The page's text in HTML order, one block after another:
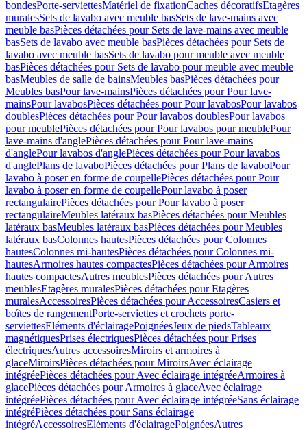
bondesPorte-serviettesMatériel de fixationCaches décoratifsEtagères
muralesSets de lavabo avec meuble basSets de lave-mains avec
meuble basPièces détachées pour Sets de lave-mains avec meuble
basSets de lavabo avec meuble basPièces détachées pour Sets de
lavabo avec meuble basSets de lavabo pour meuble avec meuble
basPièces détachées pour Sets de lavabo pour meuble avec meuble
basMeubles de salle de bainsMeubles basPièces détachées pour
Meubles basPour lave-mainsPièces détachées pour Pour lave-
mainsPour lavabosPièces détachées pour Pour lavabosPour lavabos
doublesPièces détachées pour Pour lavabos doublesPour lavabos
pour meublePièces détachées pour Pour lavabos pour meublePour
lave-mains d'anglePièces détachées pour Pour lave-mains
d'anglePour lavabos d'anglePièces détachées pour Pour lavabos
d'anglePlans de lavaboPièces détachées pour Plans de lavaboPour
lavabo à poser en forme de coupellePièces détachées pour Pour
lavabo à poser en forme de coupellePour lavabo à poser
rectangulairePièces détachées pour Pour lavabo à poser
rectangulaireMeubles latéraux basPièces détachées pour Meubles
latéraux basMeubles latéraux basPièces détachées pour Meubles
latéraux basColonnes hautesPièces détachées pour Colonnes
hautesColonnes mi-hautesPièces détachées pour Colonnes mi-
hautesArmoires hautes compactesPièces détachées pour Armoires
hautes compactesAutres meublesPièces détachées pour Autres
meublesEtagères muralesPièces détachées pour Etagères
muralesAccessoiresPièces détachées pour AccessoiresCasiers et
boîtes de rangementPorte-serviettes et crochets porte-
serviettesEléments d'éclairagePoignéesJeux de piedsTableaux
magnétiquesPrises électriquesPièces détachées pour Prises
électriquesAutres accessoiresMiroirs et armoires à
glaceMiroirsPièces détachées pour MiroirsAvec éclairage
intégréePièces détachées pour Avec éclairage intégréeArmoires à
glacePièces détachées pour Armoires à glaceAvec éclairage
intégréePièces détachées pour Avec éclairage intégréeSans éclairage
intégréPièces détachées pour Sans éclairage
intégréAccessoiresEléments d'éclairagePoignéesAutres